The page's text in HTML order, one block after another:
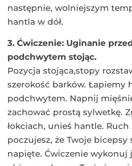
następnie, wolniejszym
hantla w dół.
3. Ćwiczenie: Uginanie
podchwytem stojąc.
Pozycja stojąca,stopy
szerokość barków. Łapiemy
podchwytem. Napnij
zachować prostą sylwetkę.
łokciach, unieś hantle.
poczujesz, że Twoje bicepsy
napięte. Ćwiczenie wykonuj